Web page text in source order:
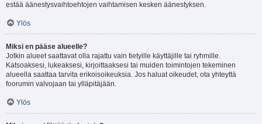
estää äänestysvaihtoehtojen vaihtamisen kesken äänestyksen.
Ylös
Miksi en pääse alueelle?
Jotkin alueet saattavat olla rajattu vain tietyille käyttäjille tai ryhmille.
Katsoaksesi, lukeaksesi, kirjoittaaksesi tai muiden toimintojen tekeminen
alueella saattaa tarvita erikoisoikeuksia. Jos haluat oikeudet, ota yhteyttä
foorumin valvojaan tai ylläpitäjään.
Ylös